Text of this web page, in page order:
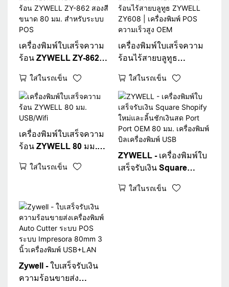
เครื่องพิมพ์ใบเสร็จความ
ร้อน ZYWELL ZY-862
สำหรับระบบ POS
ใส่ในรถเข็น
เครื่องพิมพ์ใบเสร็จความ
ร้อนไร้สายบลูทูธ
เครื่องพิมพ์ POS
ความเร็วสูง OEM
ใส่ในรถเข็น
เครื่องพิมพ์ใบเสร็จความ
ร้อน ZYWELL 80 มม.
ใส่ในรถเข็น
ZYWELL - เครื่องพิมพ์ใบ
เสร็จรับเงิน Square
เงินสด Port Port OEM 80
ใส่ในรถเข็น
Zywell - ใบเสร็จรับเงิน
ความร้อนขายส่ง